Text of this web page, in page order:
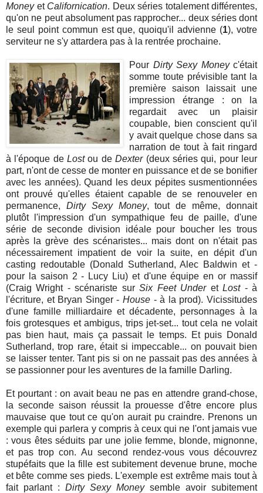
Moneyet Californication. Deux séries totalement différentes,
qu'on ne peut absolument pas rapprocher... deux séries dont
le seul point commun est que, quoiqu'il advienne (1), votre
serviteur ne s'y attardera pas à la rentrée prochaine.
Pour Dirty Sexy Moneyc'était
somme toute prévisible tant la
première saison laissait une
impression étrange : on la
regardait avec un plaisir
coupable, bien conscient qu'il
y avait quelque chose dans sa
narration de tout à fait ringard
à l'époque deLostou deDexter (deux séries qui, pour leur
part, n'ont de cesse de monter en puissance et de se bonifier
avec les années). Quand les deux pépites susmentionnées
ont prouvé qu'elles étaient capable de se renouveler en
permanence, Dirty Sexy Money, tout de même, donnait
plutôt l'impression d'un sympathique feu de paille, d'une
série de seconde division idéale pour boucher les trous
après la grève des scénaristes... mais dont on n'était pas
nécessairement impatient de voir la suite, en dépit d'un
casting redoutable (Donald Sutherland, Alec Baldwin et -
pour la saison 2 - Lucy Liu) et d'une équipe en or massif
(Craig Wright - scénariste surSix Feet Under etLost- à
l'écriture, et Bryan Singer - House - à la prod). Vicissitudes
d'une famille milliardaire et décadente, personnages à la
fois grotesques et ambigus, trips jet-set... tout cela ne volait
pas bien haut, mais ça passait le temps. Et puis Donald
Sutherland, trop rare, était si impeccable... on pouvait bien
se laisser tenter. Tant pis si on ne passait pas des années à
se passionner pour les aventures de la famille Darling.
Et pourtant : on avait beau ne pas en attendre grand-chose,
la seconde saison réussit la prouesse d'être encore plus
mauvaise que tout ce qu'on aurait pu craindre. Prenons un
exemple qui parlera y compris à ceux qui ne l'ont jamais vue
: vous êtes séduits par une jolie femme, blonde, mignonne,
et pas trop con. Au second rendez-vous vous découvrez
stupéfaits que la fille est subitement devenue brune, moche
et bête comme ses pieds. L'exemple est extrême mais tout à
fait parlant : Dirty Sexy Moneysemble avoir subitement